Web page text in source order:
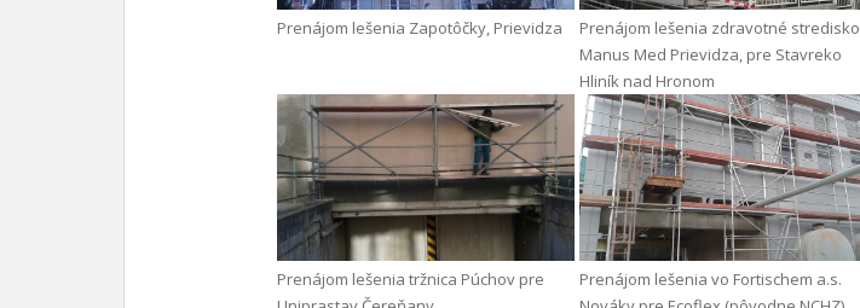
Prenájom lešenia Zapotôčky, Prievidza
Prenájom lešenia zdravotné stredisko
Manus Med Prievidza, pre Stavreko
Hliník nad Hronom
Prenájom lešenia tržnica Púchov pre
Prenájom lešenia vo Fortischem a.s.